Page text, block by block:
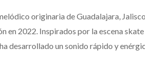
originaria de Guadalajara,
en 2022. Inspirados por la escena
ha desarrollado un sonido rápido y